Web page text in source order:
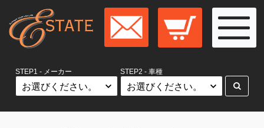
STEP1 - メーカー STEP2 - 車種